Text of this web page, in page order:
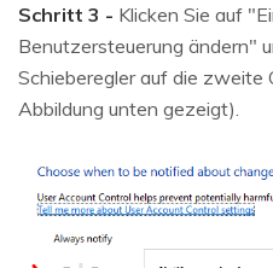
Schritt 3 - Klicken Sie auf
Benutzersteuerung ändern"
Schieberegler auf die zweite
Abbildung unten gezeigt).